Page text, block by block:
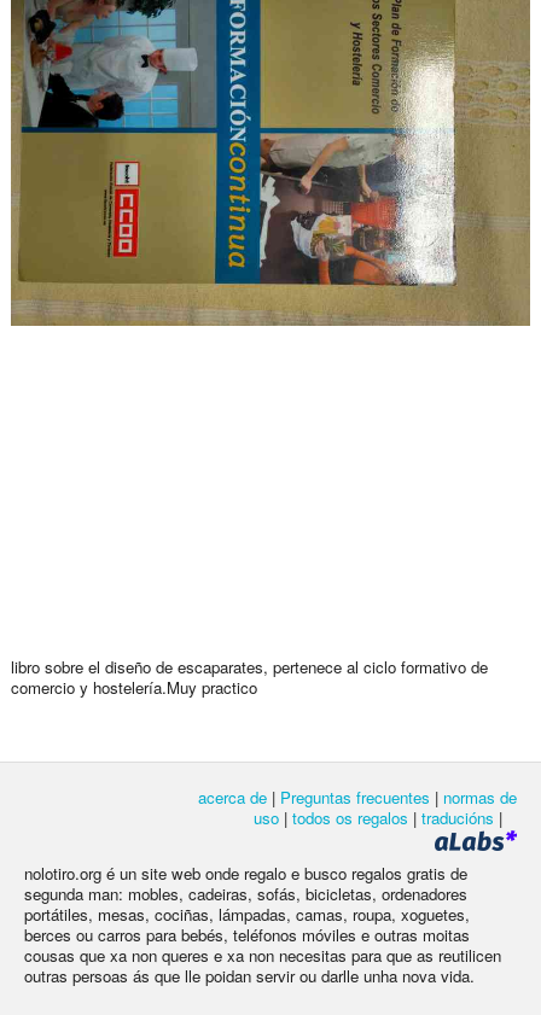
libro sobre el diseño de escaparates, pertenece al ciclo formativo de
comercio y hostelería.Muy practico
acerca de | Preguntas frecuentes | normas de
uso | todos os regalos | traducións |
nolotiro.org é un site web onde regalo e busco regalos gratis de
segunda man: mobles, cadeiras, sofás, bicicletas, ordenadores
portátiles, mesas, cociñas, lámpadas, camas, roupa, xoguetes,
berces ou carros para bebés, teléfonos móviles e outras moitas
cousas que xa non queres e xa non necesitas para que as reutilicen
outras persoas ás que lle poidan servir ou darlle unha nova vida.